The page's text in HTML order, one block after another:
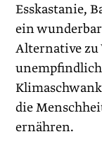
Esskastanie,
ein
Alternative zu
die
ernähren.